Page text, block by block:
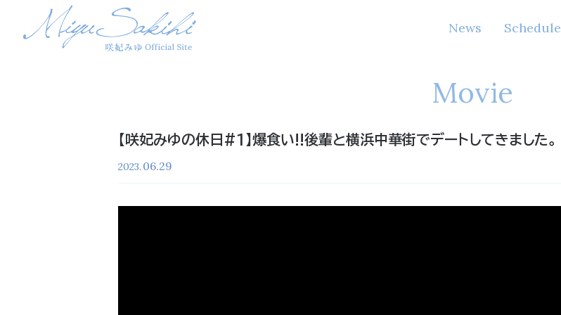
News Schedule
Movie
【咲妃みゆの休日#1】爆食い!!後輩と横浜中華街でデートしてきました。
2023. 06.29